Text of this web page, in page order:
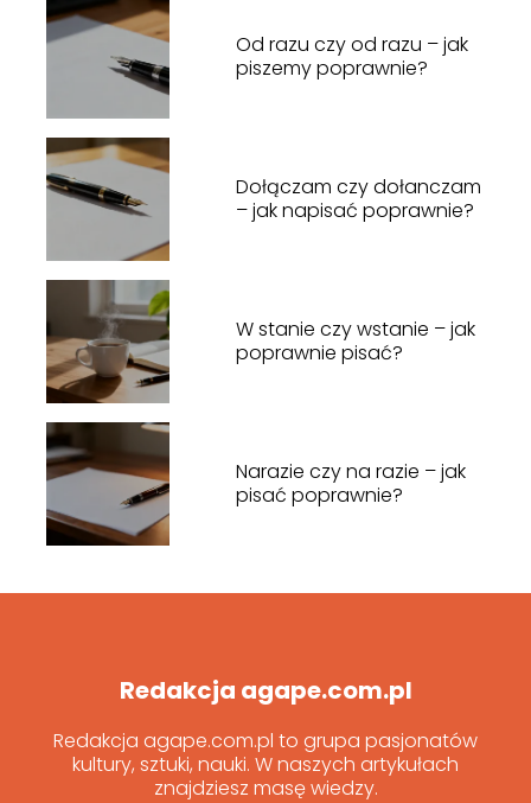
Od razu czy od razu – jak
piszemy poprawnie?
Dołączam czy dołanczam
– jak napisać poprawnie?
W stanie czy wstanie – jak
poprawnie pisać?
Narazie czy na razie – jak
pisać poprawnie?
Redakcja agape.com.pl
Redakcja agape.com.pl to grupa pasjonatów
kultury, sztuki, nauki. W naszych artykułach
znajdziesz masę wiedzy.